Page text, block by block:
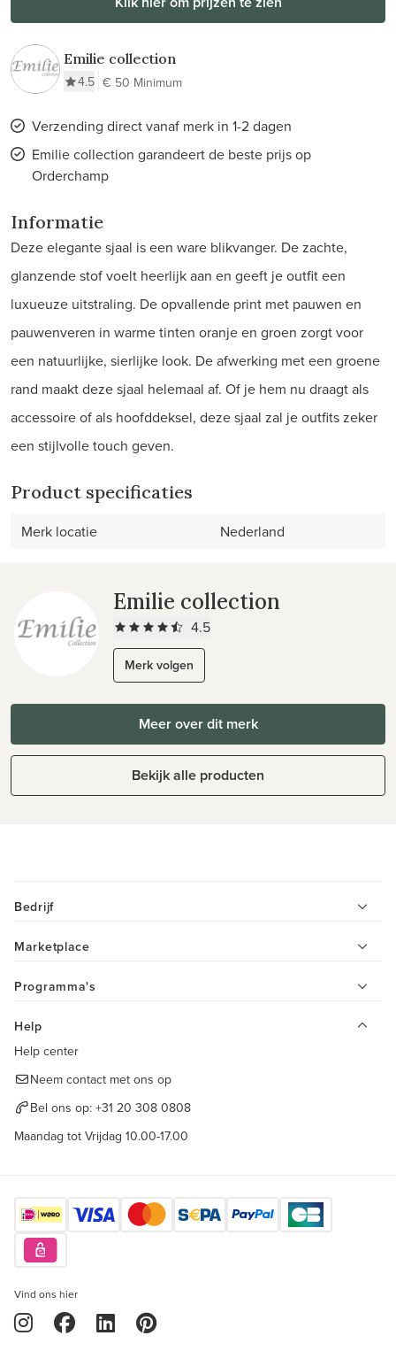
Emilie collection
4.5 € 50 Minimum
Verzending direct vanaf merk in 1-2 dagen
Emilie collection garandeert de beste prijs op
Orderchamp
Informatie
Deze elegante sjaal is een ware blikvanger. De zachte,
glanzende stof voelt heerlijk aan en geeft je outfit een
luxueuze uitstraling. De opvallende print met pauwen en
pauwenveren in warme tinten oranje en groen zorgt voor
een natuurlijke, sierlijke look. De afwerking met een groene
rand maakt deze sjaal helemaal af. Of je hem nu draagt als
accessoire of als hoofddeksel, deze sjaal zal je outfits zeker
een stijlvolle touch geven.
Product specificaties
Merk locatie Nederland
Emilie collection
4.5
Merk volgen
Meer over dit merk
Bekijk alle producten
Bedrijf
Marketplace
Programma's
Help
Help center
Neem contact met ons op
Bel ons op: +31 20 308 0808
Maandag tot Vrijdag 10.00-17.00
Vind ons hier